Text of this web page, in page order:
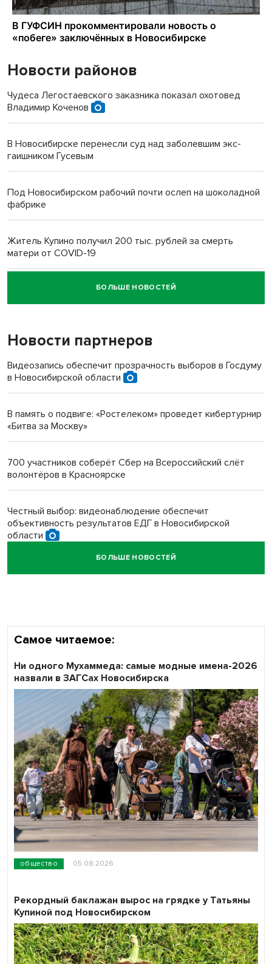
Новости районов
Чудеса Легостаевского заказника показал охотовед
Владимир Коченов
В Новосибирске перенесли суд над заболевшим экс-
гаишником Гусевым
Под Новосибирском рабочий почти ослеп на шоколадной
фабрике
Житель Купино получил 200 тыс. рублей за смерть
матери от COVID-19
Новосибирский суд наказал водителя за смерть
пенсионерки на вокзале
«Мы живём на пастбище!»: в новосибирском селе лошади
терроризируют жителей
Инвалид получил условный срок за избиение врачей
Новосибирский преподаватель с женой вошли в топ-16
Обновлённое отделение ВТБ открылось в Искитиме
БОЛЬШЕ НОВОСТЕЙ
Новости партнеров
Видеозапись обеспечит прозрачность выборов в Госдуму
в Новосибирской области
В память о подвиге: «Ростелеком» проведет кибертурнир
«Битва за Москву»
700 участников соберёт Сбер на Всероссийский слёт
волонтёров в Красноярске
Честный выбор: видеонаблюдение обеспечит
объективность результатов ЕДГ в Новосибирской
области
Кибертанки пошли в бой: «Ростелеком» объявляет
БОЛЬШЕ НОВОСТЕЙ
Самое читаемое:
общество 05.08.2026
Ни одного Мухаммеда: самые модные имена-2026
назвали в ЗАГСах Новосибирска
Рекордный баклажан вырос на грядке у Татьяны
Купиной под Новосибирском